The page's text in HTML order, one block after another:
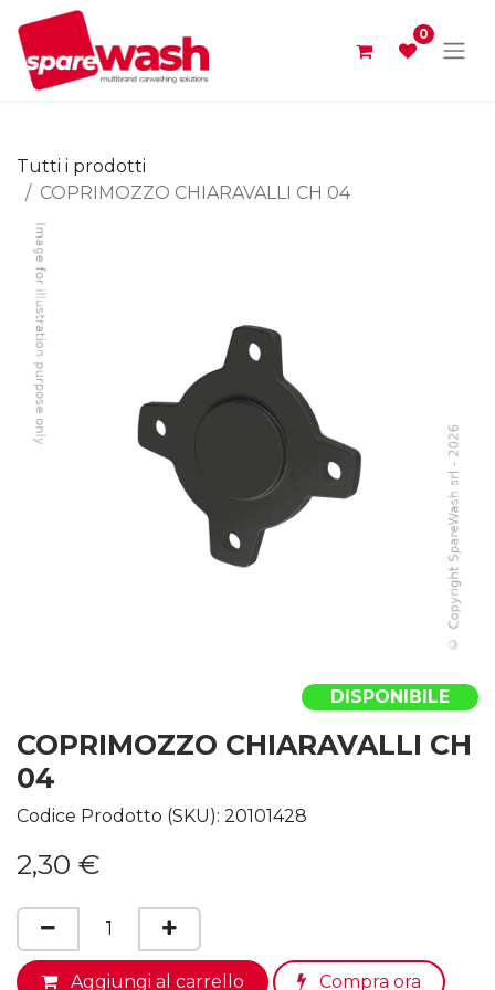
0
Tutti i prodotti
COPRIMOZZO CHIARAVALLI CH 04
DISPONIBILE
COPRIMOZZO CHIARAVALLI CH
04
Codice Prodotto (SKU): 20101428
2,30 €
Aggiungi al carrello Compra ora